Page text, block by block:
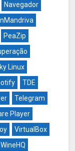
Navegador
PeaZip
Linux
TDE
Telegram
Player
VirtualBox
WineHQ